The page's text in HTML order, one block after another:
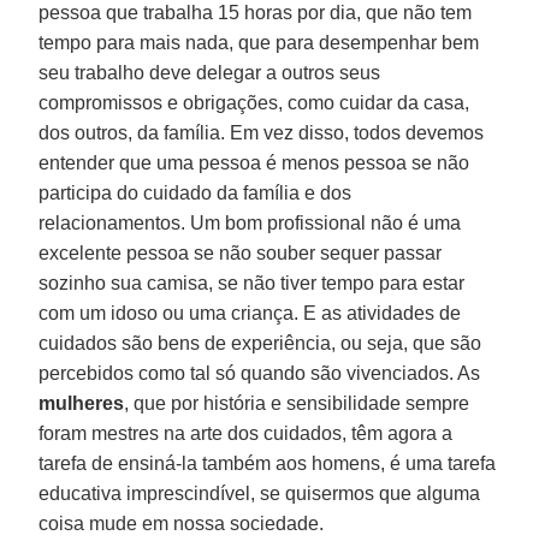
pessoa que trabalha 15 horas por dia, que não tem
tempo para mais nada, que para desempenhar bem
seu trabalho deve delegar a outros seus
compromissos e obrigações, como cuidar da casa,
dos outros, da família. Em vez disso, todos devemos
entender que uma pessoa é menos pessoa se não
participa do cuidado da família e dos
relacionamentos. Um bom profissional não é uma
excelente pessoa se não souber sequer passar
sozinho sua camisa, se não tiver tempo para estar
com um idoso ou uma criança. E as atividades de
cuidados são bens de experiência, ou seja, que são
percebidos como tal só quando são vivenciados. As
mulheres, que por história e sensibilidade sempre
foram mestres na arte dos cuidados, têm agora a
tarefa de ensiná-la também aos homens, é uma tarefa
educativa imprescindível, se quisermos que alguma
coisa mude em nossa sociedade.